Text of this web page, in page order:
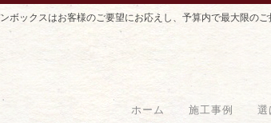
ボックスはお客様のご要望にお応えし、予算内で最大限の
ホーム 施工事例 選